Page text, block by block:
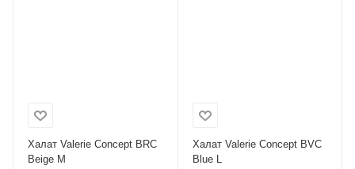
Халат Valerie Concept BRC
Beige M
Халат Valerie Concept BVC
Blue L